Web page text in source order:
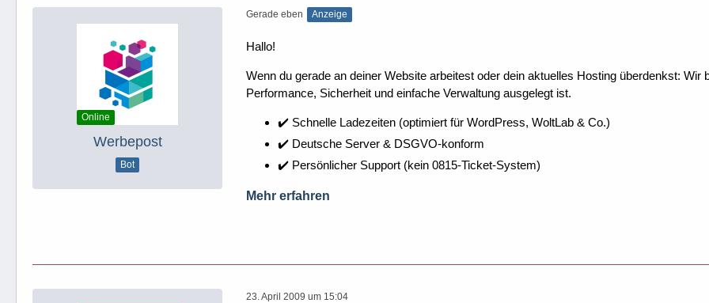
Online
Werbepost
Bot
Gerade eben Anzeige
Hallo!
Wenn du gerade an deiner Website arbeitest oder dein aktuelles Hosting überdenkst:
Performance, Sicherheit und einfache Verwaltung ausgelegt ist.
✔️ Schnelle Ladezeiten (optimiert für WordPress, WoltLab & Co.)
✔️ Deutsche Server & DSGVO-konform
✔️ Persönlicher Support (kein 0815-Ticket-System)
Mehr erfahren
23. April 2009 um 15:04